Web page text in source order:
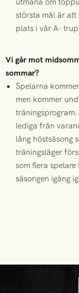
största mål är
plats i vår A-
Vi går mot
sommar?
Spelarna
men kommer
lediga från
lång höstsäsong
träningsläger
som flera
säsongen igång